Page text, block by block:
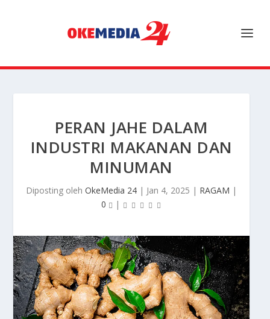
PERAN JAHE DALAM
INDUSTRI MAKANAN DAN
MINUMAN
Diposting oleh OkeMedia 24 | Jan 4, 2025 | RAGAM |
0
|